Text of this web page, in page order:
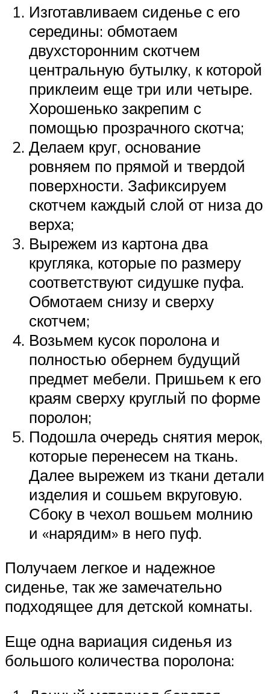
Изготавливаем сиденье с его
середины: обмотаем
двухсторонним скотчем
центральную бутылку, к которой
приклеим еще три или четыре.
Хорошенько закрепим с
помощью прозрачного скотча;
Делаем круг, основание
ровняем по прямой и твердой
поверхности. Зафиксируем
скотчем каждый слой от низа до
верха;
Вырежем из картона два
кругляка, которые по размеру
соответствуют сидушке пуфа.
Обмотаем снизу и сверху
скотчем;
Возьмем кусок поролона и
полностью обернем будущий
предмет мебели. Пришьем к его
краям сверху круглый по форме
поролон;
Подошла очередь снятия мерок,
которые перенесем на ткань.
Далее вырежем из ткани детали
изделия и сошьем вкруговую.
Сбоку в чехол вошьем молнию
и «нарядим» в него пуф.
Получаем легкое и надежное
сиденье, так же замечательно
подходящее для детской комнаты.
Еще одна вариация сиденья из
большого количества поролона: